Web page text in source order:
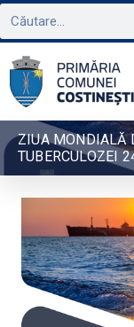
ZIUA MONDIALĂ
TUBERCULOZEI